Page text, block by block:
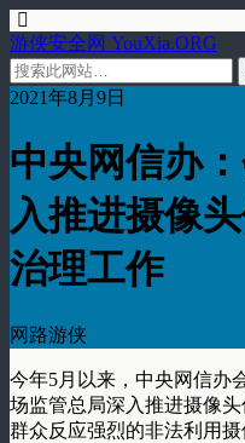
游侠安全网 YouXia.ORG
2021年8月9日
中央网信办
入推进摄像
治理工作
网路游侠
今年5月以来，中央网信办
场监管总局深入推进摄像
群众反应强烈的非法利用